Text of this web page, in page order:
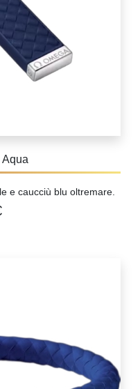
Aqua
e caucciù blu oltremare.